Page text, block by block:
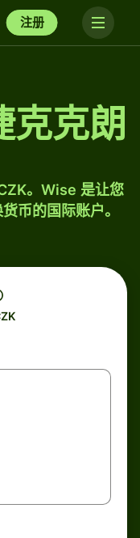
注册
克克朗
。Wise 是让您
币的国际账户。